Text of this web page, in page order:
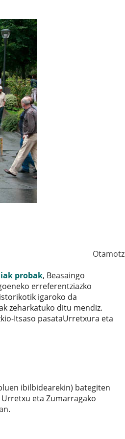
Otamotz
probak, Beasaingo
erreferentziazko
igaroko da
zeharkatuko ditu mendiz.
Itsaso pasataUrretxura eta
ibilbidearekin) bategiten
eta Zumarragako